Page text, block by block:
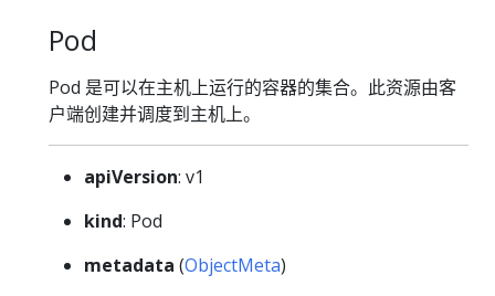
Pod
Pod 是可以在主机上运行的容器的集合。此资源由客
户端创建并调度到主机上。
apiVersion: v1
kind: Pod
metadata (ObjectMeta)